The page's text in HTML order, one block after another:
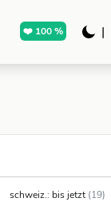
❤️ 100 % |
schweiz.: bis jetzt(19)